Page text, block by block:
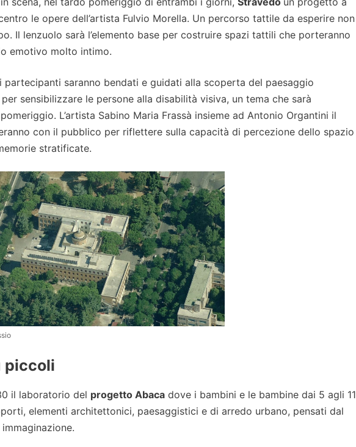
le opere dell’artista Fulvio Morella. Un percorso tattile da esperire non
Il lenzuolo sarà l’elemento base per costruire spazi tattili che porteranno
emotivo molto intimo.
partecipanti saranno bendati e guidati alla scoperta del paesaggio
sensibilizzare le persone alla disabilità visiva, un tema che sarà
L’artista Sabino Maria Frassà insieme ad Antonio Organtini il
con il pubblico per riflettere sulla capacità di percezione dello spazio
stratificate.
piccoli
il laboratorio del progetto Abacadove i bambini e le bambine dai 5 agli 11
elementi architettonici, paesaggistici e di arredo urbano, pensati dal